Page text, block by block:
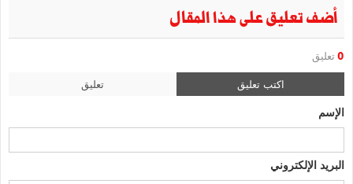
أضف تعليق على هذا المقال
0 تعليق
اكتب تعليق تعليق
الإسم
البريد الإلكتروني